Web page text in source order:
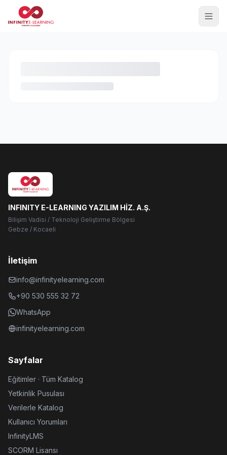
INFINITY E-LEARNING YAZILIM HİZ. A.Ş.
Bilişim Vadisi / Teknoloji Geliştirme Bölgesi
Gebze / Kocaeli
İletişim
info@infinityelearning.com
+90 530 555 32 72
WhatsApp
infinityelearning.com
Sayfalar
Eğitimler · Tüm Katalog
Yetkinlik Pusulası
Verilerle Katalog
Kullanıcı Yorumları
InfinityLMS
SCORM Lisansı